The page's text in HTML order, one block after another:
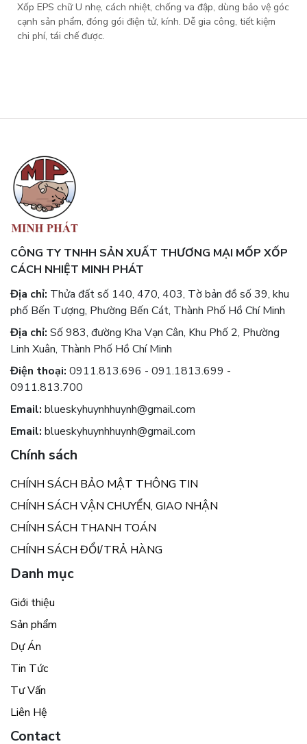
Xốp EPS chữ U nhẹ, cách nhiệt, chống va đập, dùng bảo vệ góc
cạnh sản phẩm, đóng gói điện tử, kính. Dễ gia công, tiết kiệm
chi phí, tái chế được.
CÔNG TY TNHH SẢN XUẤT THƯƠNG MẠI MỐP XỐP
CÁCH NHIỆT MINH PHÁT
Địa chỉ: Thửa đất số 140, 470, 403, Tờ bản đồ số 39, khu
phố Bến Tượng, Phường Bến Cát, Thành Phố Hồ Chí Minh
Địa chỉ: Số 983, đường Kha Vạn Cân, Khu Phố 2, Phường
Linh Xuân, Thành Phố Hồ Chí Minh
Điện thoại: 0911.813.696 - 091.1813.699 -
0911.813.700
Email: blueskyhuynhhuynh@gmail.com
Email: blueskyhuynhhuynh@gmail.com
Chính sách
CHÍNH SÁCH BẢO MẬT THÔNG TIN
CHÍNH SÁCH VẬN CHUYỂN, GIAO NHẬN
CHÍNH SÁCH THANH TOÁN
CHÍNH SÁCH ĐỔI/TRẢ HÀNG
Danh mục
Giới thiệu
Sản phẩm
Dự Án
Tin Tức
Tư Vấn
Liên Hệ
Contact